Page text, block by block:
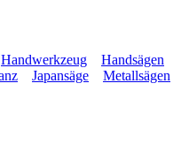
Handwerkzeug
Handsägen
Japansäge
Metallsägen